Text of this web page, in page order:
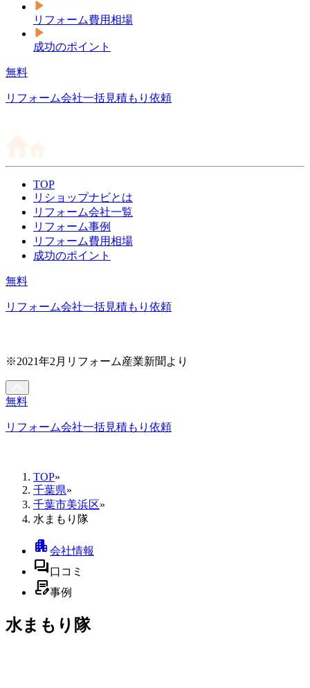
リフォーム費用相場
成功のポイント
無料
リフォーム会社一括見積もり依頼
TOP
リショップナビとは
リフォーム会社一覧
リフォーム事例
リフォーム費用相場
成功のポイント
無料
リフォーム会社一括見積もり依頼
※2021年2月リフォーム産業新聞より
無料
リフォーム会社一括見積もり依頼
TOP»
千葉県»
千葉市美浜区»
水まもり隊
apartment会社情報
forum口コミ
contract_edit事例
水まもり隊